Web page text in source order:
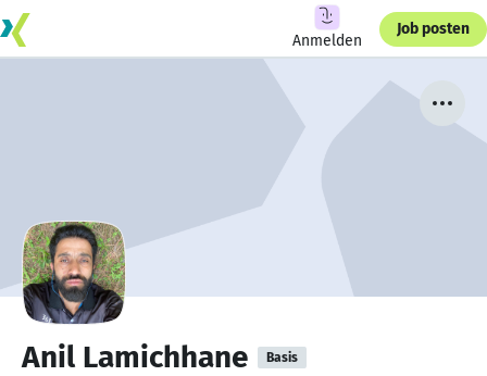
Anmelden
Job posten
Anil Lamichhane Basis